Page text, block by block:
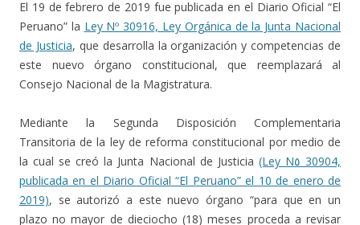
El 19 de febrero de 2019 fue publicada en el Diario Oficial “El
Peruano” la Ley Nº 30916, Ley Orgánica de la Junta Nacional
de Justicia, que desarrolla la organización y competencias de
este nuevo órgano constitucional, que reemplazará al
Consejo Nacional de la Magistratura.
Mediante la Segunda Disposición Complementaria
Transitoria de la ley de reforma constitucional por medio de
la cual se creó la Junta Nacional de Justicia (Ley N٥ 30904,
publicada en el Diario Oficial “El Peruano” el 10 de enero de
2019), se autorizó a este nuevo órgano “para que en un
plazo no mayor de dieciocho (18) meses proceda a revisar